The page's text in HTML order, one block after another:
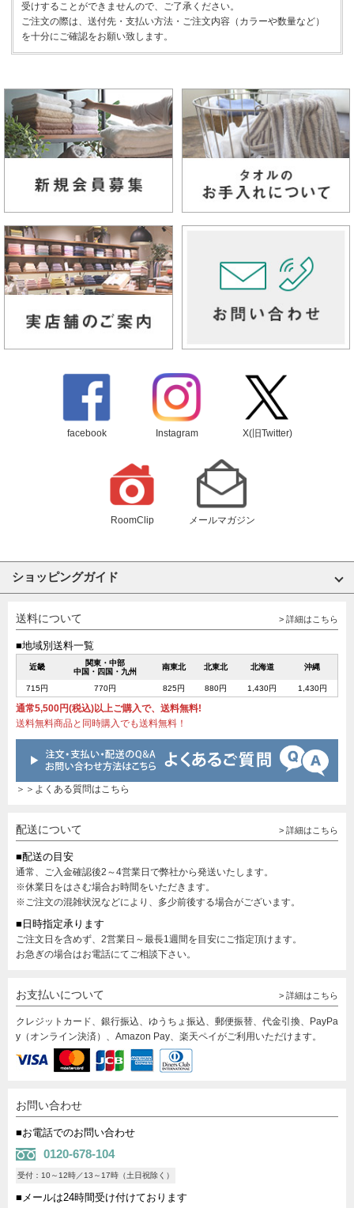
受けすることができませんので、ご了承ください。
ご注文の際は、送付先・支払い方法・ご注文内容（カラーや数量など）
を十分にご確認をお願い致します。
facebook Instagram X(旧Twitter)
RoomClip メールマガジン
ショッピングガイド
送料について > 詳細はこちら
■地域別送料一覧
近畿
関東・中部
中国・四国・九州
南東北 北東北 北海道 沖縄
715円 770円 825円 880円 1,430円 1,430円
通常5,500円(税込)以上ご購入で、送料無料!
送料無料商品と同時購入でも送料無料！
＞＞よくある質問はこちら
配送について > 詳細はこちら
■配送の目安
通常、ご入金確認後2～4営業日で弊社から発送いたします。
※休業日をはさむ場合お時間をいただきます。
※ご注文の混雑状況などにより、多少前後する場合がございます。
■日時指定承ります
ご注文日を含めず、2営業日～最長1週間を目安にご指定頂けます。
お急ぎの場合はお電話にてご相談下さい。
お支払いについて > 詳細はこちら
クレジットカード、銀行振込、ゆうちょ振込、郵便振替、代金引換、PayPa
y（オンライン決済）、Amazon Pay、楽天ペイがご利用いただけます。
お問い合わせ
■お電話でのお問い合わせ
0120-678-104
受付：10～12時／13～17時（土日祝除く）
■メールは24時間受け付けております